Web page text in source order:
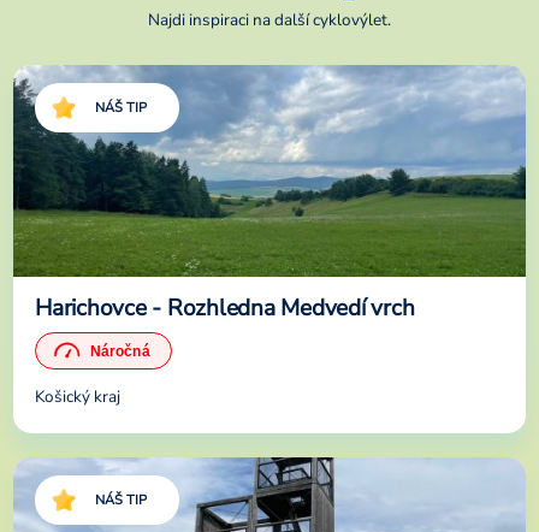
Najdi inspiraci na další cyklovýlet.
NÁŠ TIP
Harichovce - Rozhledna Medvedí vrch
Košický kraj
NÁŠ TIP